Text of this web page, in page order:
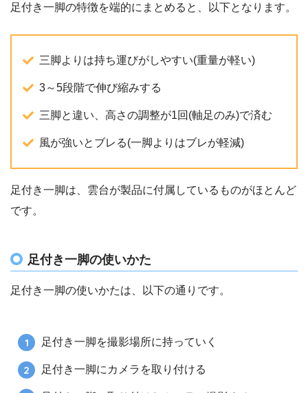
足付き一脚の特徴を端的にまとめると、以下となります。
三脚よりは持ち運びがしやすい(重量が軽い)
3～5段階で伸び縮みする
三脚と違い、高さの調整が1回(軸足のみ)で済む
風が強いとブレる(一脚よりはブレが軽減)
足付き一脚は、雲台が製品に付属しているものがほとんど
です。
足付き一脚の使いかた
足付き一脚の使いかたは、以下の通りです。
足付き一脚を撮影場所に持っていく
足付き一脚にカメラを取り付ける